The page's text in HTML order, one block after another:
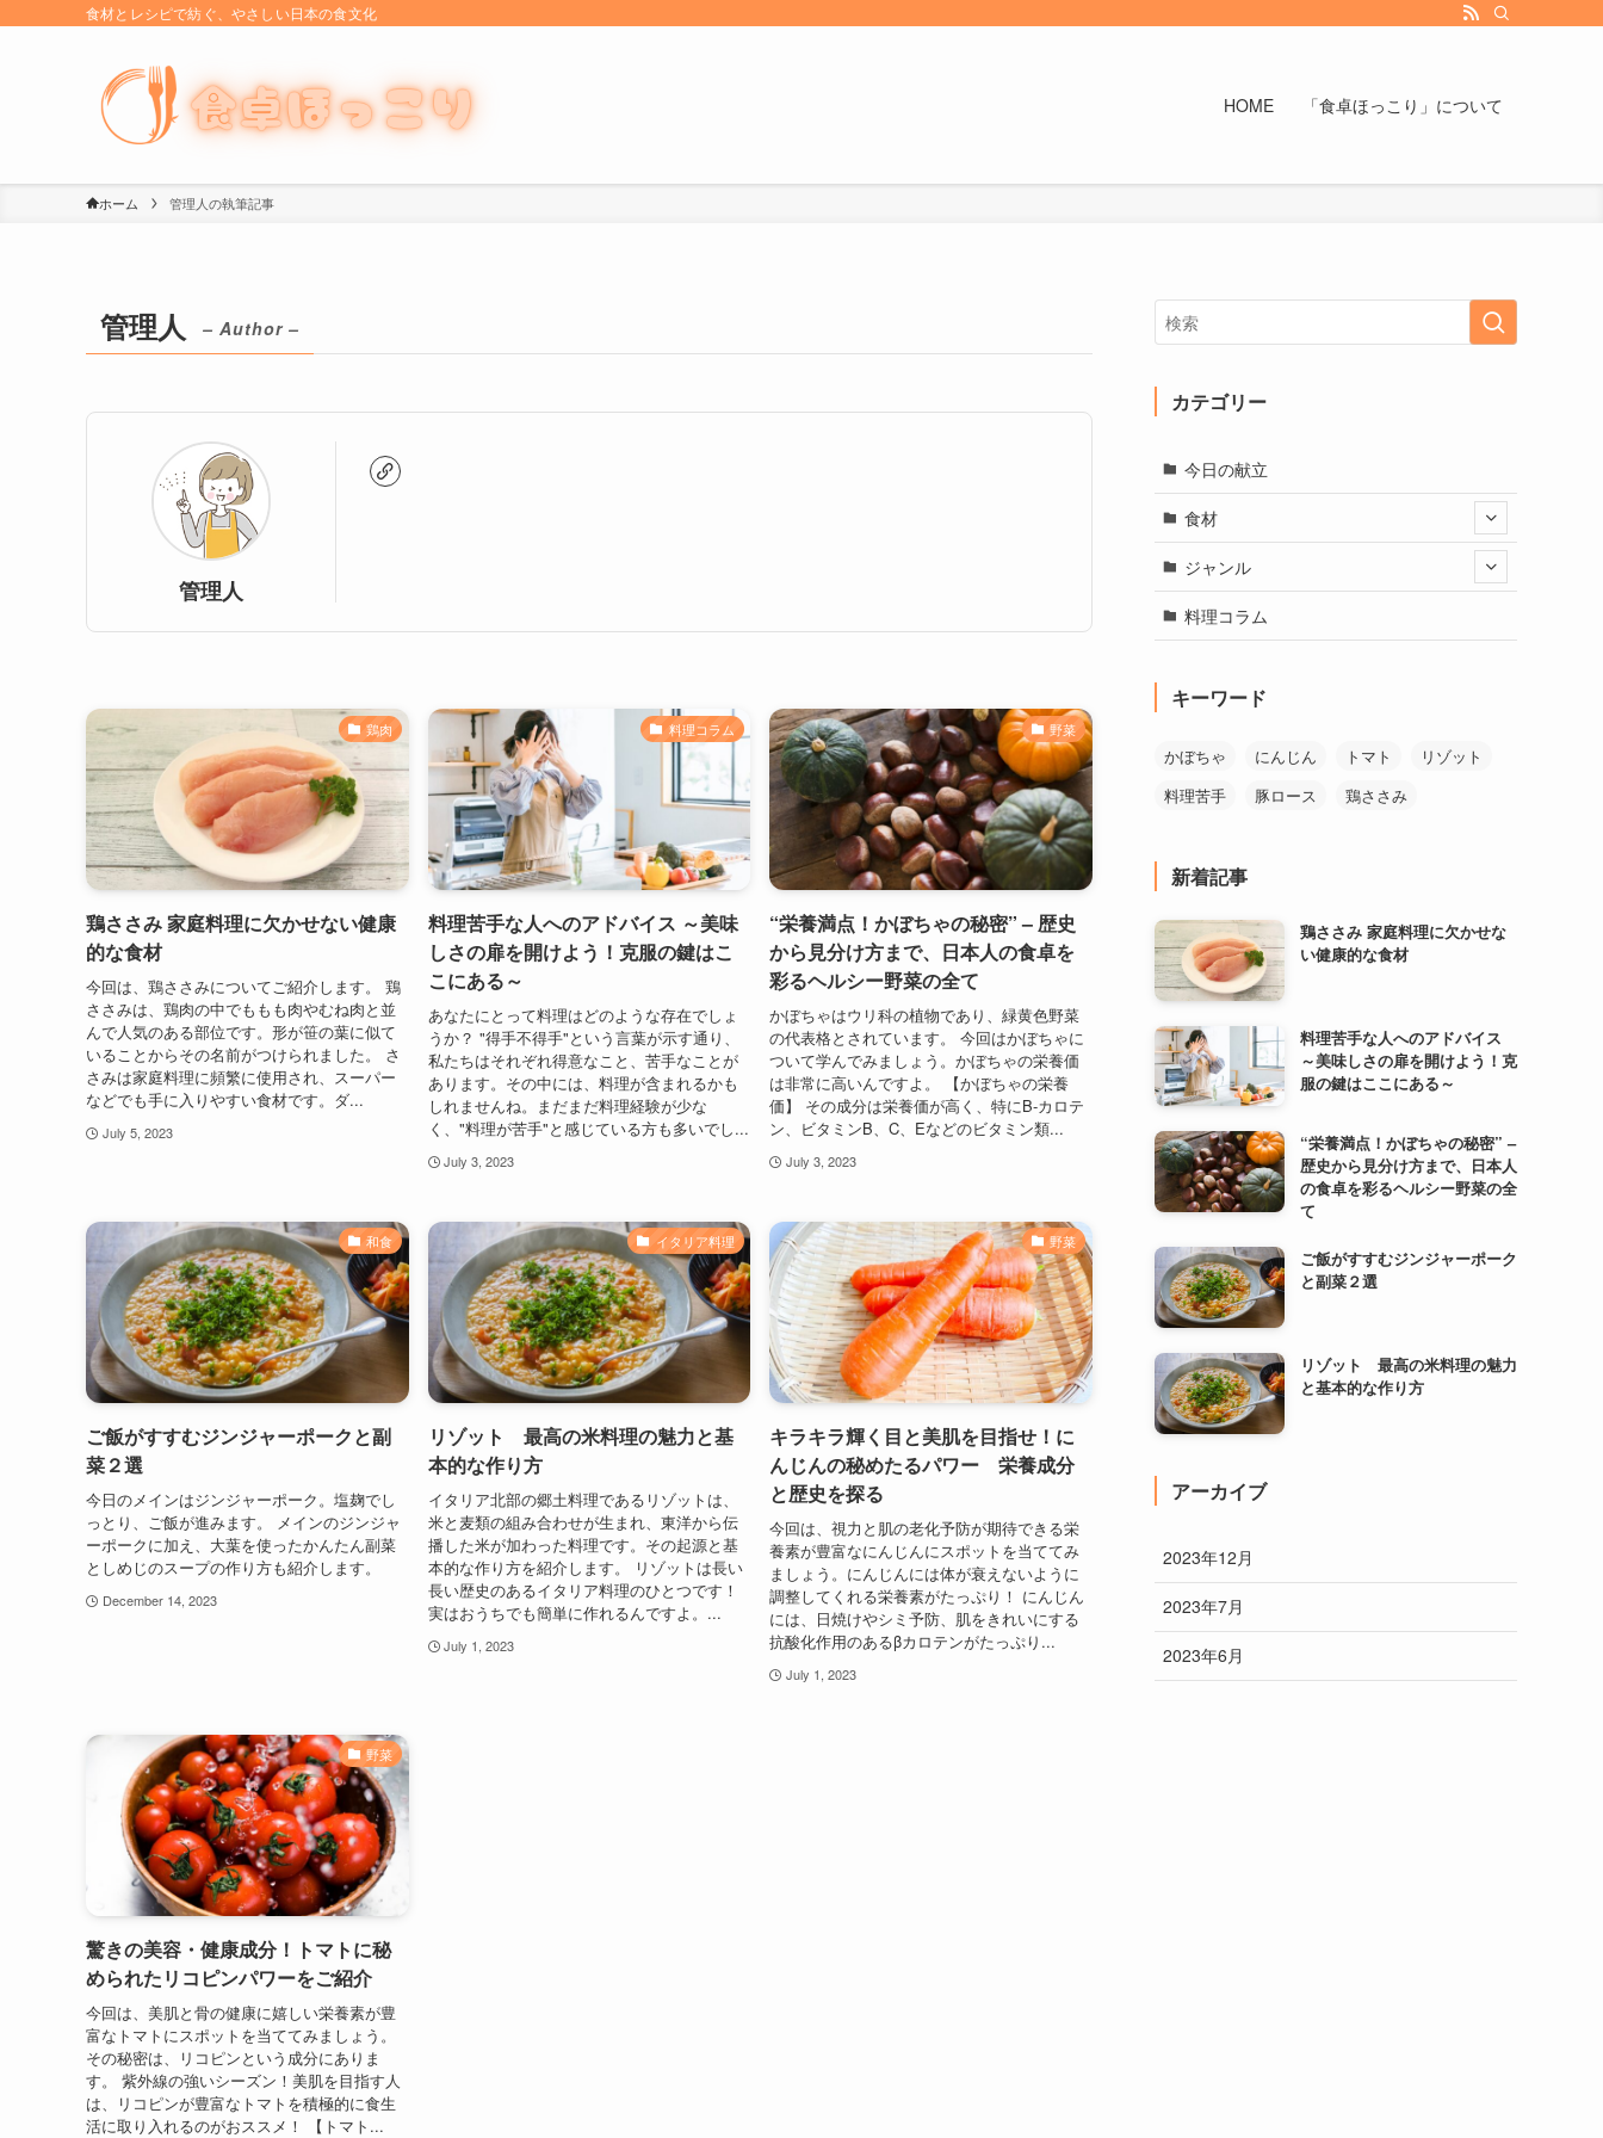
食材とレシピで紡ぐ、やさしい日本の食文化
HOME 「食卓ほっこり」について
ホーム 管理人の執筆記事
管理人 – Author –
管理人
鶏肉
鶏ささみ 家庭料理に欠かせない健康
的な食材
今回は、鶏ささみについてご紹介します。 鶏
ささみは、鶏肉の中でももも肉やむね肉と並
んで人気のある部位です。形が笹の葉に似て
いることからその名前がつけられました。 さ
さみは家庭料理に頻繁に使用され、スーパー
などでも手に入りやすい食材です。ダ...
July 5, 2023
料理コラム
料理苦手な人へのアドバイス ～美味
しさの扉を開けよう！克服の鍵はこ
こにある～
あなたにとって料理はどのような存在でしょ
うか？ "得手不得手"という言葉が示す通り、
私たちはそれぞれ得意なこと、苦手なことが
あります。その中には、料理が含まれるかも
しれませんね。まだまだ料理経験が少な
く、"料理が苦手"と感じている方も多いでし...
July 3, 2023
野菜
“栄養満点！かぼちゃの秘密” – 歴史
から見分け方まで、日本人の食卓を
彩るヘルシー野菜の全て
かぼちゃはウリ科の植物であり、緑黄色野菜
の代表格とされています。 今回はかぼちゃに
ついて学んでみましょう。かぼちゃの栄養価
は非常に高いんですよ。 【かぼちゃの栄養
価】 その成分は栄養価が高く、特にB-カロテ
ン、ビタミンB、C、Eなどのビタミン類...
July 3, 2023
和食
ご飯がすすむジンジャーポークと副
菜２選
今日のメインはジンジャーポーク。塩麹でし
っとり、ご飯が進みます。 メインのジンジャ
ーポークに加え、大葉を使ったかんたん副菜
としめじのスープの作り方も紹介します。
December 14, 2023
イタリア料理
リゾット 最高の米料理の魅力と基
本的な作り方
イタリア北部の郷土料理であるリゾットは、
米と麦類の組み合わせが生まれ、東洋から伝
播した米が加わった料理です。その起源と基
本的な作り方を紹介します。 リゾットは長い
長い歴史のあるイタリア料理のひとつです！
実はおうちでも簡単に作れるんですよ。...
July 1, 2023
野菜
キラキラ輝く目と美肌を目指せ！に
んじんの秘めたるパワー 栄養成分
と歴史を探る
今回は、視力と肌の老化予防が期待できる栄
養素が豊富なにんじんにスポットを当ててみ
ましょう。にんじんには体が衰えないように
調整してくれる栄養素がたっぷり！ にんじん
には、日焼けやシミ予防、肌をきれいにする
抗酸化作用のあるβカロテンがたっぷり...
July 1, 2023
野菜
驚きの美容・健康成分！トマトに秘
められたリコピンパワーをご紹介
今回は、美肌と骨の健康に嬉しい栄養素が豊
富なトマトにスポットを当ててみましょう。
その秘密は、リコピンという成分にありま
す。 紫外線の強いシーズン！美肌を目指す人
は、リコピンが豊富なトマトを積極的に食生
活に取り入れるのがおススメ！ 【トマト...
カテゴリー
今日の献立
食材
ジャンル
料理コラム
キーワード
かぼちゃ にんじん トマト
リゾット
料理苦手
豚ロース 鶏ささみ
新着記事
鶏ささみ 家庭料理に欠かせな
い健康的な食材
料理苦手な人へのアドバイス
～美味しさの扉を開けよう！克
服の鍵はここにある～
“栄養満点！かぼちゃの秘密” –
歴史から見分け方まで、日本人
の食卓を彩るヘルシー野菜の全
て
ご飯がすすむジンジャーポーク
と副菜２選
リゾット 最高の米料理の魅力
と基本的な作り方
アーカイブ
2023年12月
2023年7月
2023年6月